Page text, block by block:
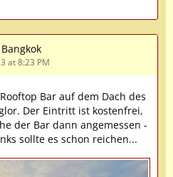
at 8:23 PM
Bar auf dem Dach des
Der Eintritt ist kostenfrei,
der Bar dann angemessen -
sollte es schon reichen...